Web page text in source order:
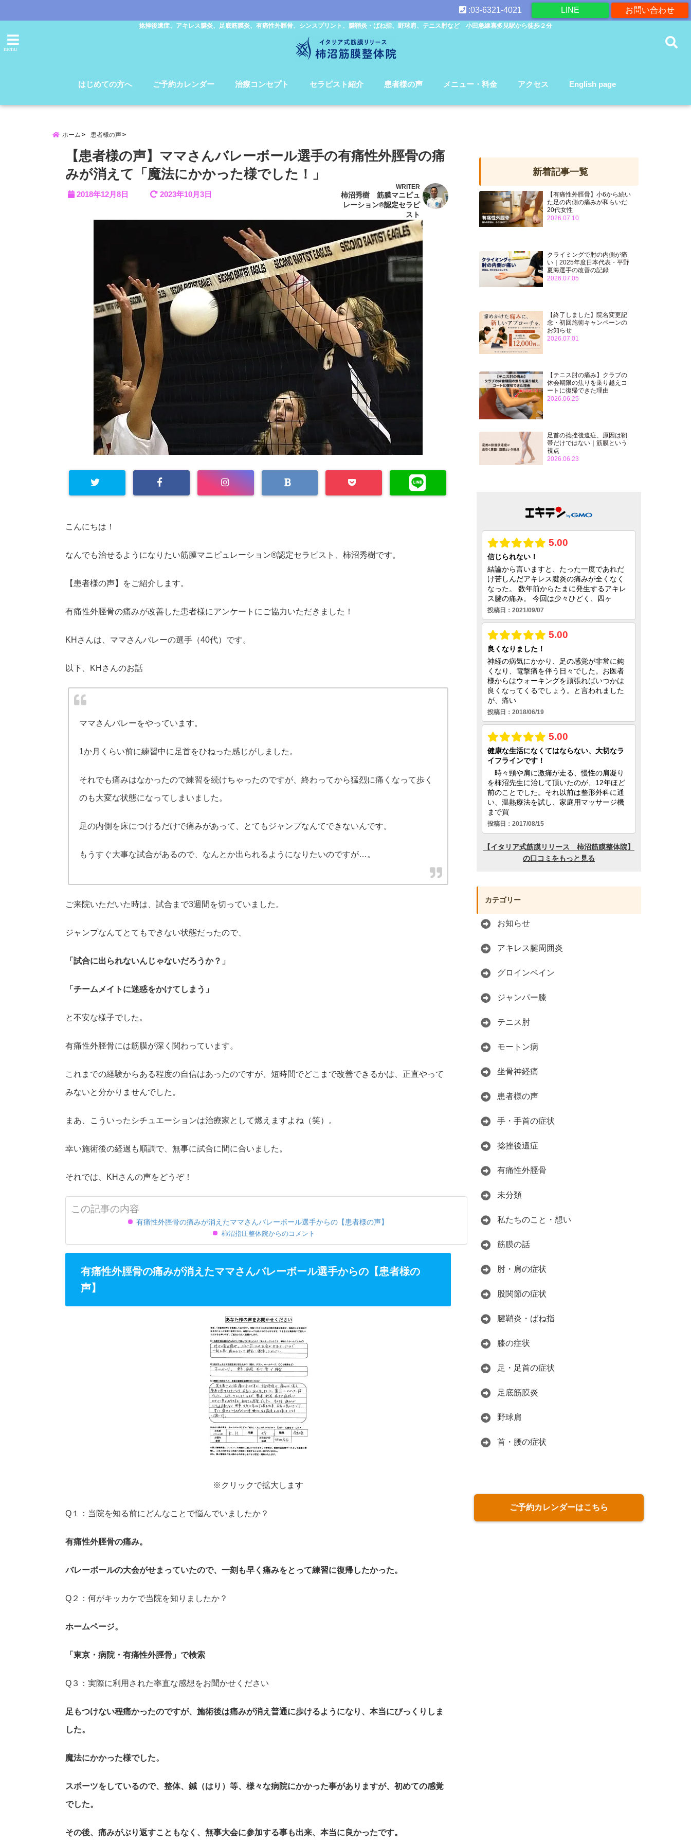
お問い合わせ
LINE
:03-6321-4021
捻挫後遺症、アキレス腱炎、足底筋膜炎、有痛性外脛骨、シンスプリント、腱鞘炎・ばね指、野球肩、テニス肘など 小田急線喜多見駅から徒歩２分
menu
はじめての方へ ご予約カレンダー 治療コンセプト セラピスト紹介 患者様の声 メニュー・料金 アクセス English page
ホーム 患者様の声
【患者様の声】ママさんバレーボール選手の有痛性外脛骨の痛
みが消えて「魔法にかかった様でした！」
2018年12月8日 2023年10月3日
WRITER
柿沼秀樹 筋膜マニピュ
レーション®認定セラピ
スト
こんにちは！
なんでも治せるようになりたい筋膜マニピュレーション®認定セラピスト、柿沼秀樹です。
【患者様の声】をご紹介します。
有痛性外脛骨の痛みが改善した患者様にアンケートにご協力いただきました！
KHさんは、ママさんバレーの選手（40代）です。
以下、KHさんのお話
ママさんバレーをやっています。
1か月くらい前に練習中に足首をひねった感じがしました。
それでも痛みはなかったので練習を続けちゃったのですが、終わってから猛烈に痛くなって歩く
のも大変な状態になってしまいました。
足の内側を床につけるだけで痛みがあって、とてもジャンプなんてできないんです。
もうすぐ大事な試合があるので、なんとか出られるようになりたいのですが…。
ご来院いただいた時は、試合まで3週間を切っていました。
ジャンプなんてとてもできない状態だったので、
「試合に出られないんじゃないだろうか？」
「チームメイトに迷惑をかけてしまう」
と不安な様子でした。
有痛性外脛骨には筋膜が深く関わっています。
これまでの経験からある程度の自信はあったのですが、短時間でどこまで改善できるかは、正直やって
みないと分かりませんでした。
まあ、こういったシチュエーションは治療家として燃えますよね（笑）。
幸い施術後の経過も順調で、無事に試合に間に合いました。
それでは、KHさんの声をどうぞ！
この記事の内容
有痛性外脛骨の痛みが消えたママさんバレーボール選手からの【患者様の声】
柿沼指圧整体院からのコメント
有痛性外脛骨の痛みが消えたママさんバレーボール選手からの【患者様の
声】
※クリックで拡大します
Q１：当院を知る前にどんなことで悩んでいましたか？
有痛性外脛骨の痛み。
バレーボールの大会がせまっていたので、一刻も早く痛みをとって練習に復帰したかった。
Q２：何がキッカケで当院を知りましたか？
ホームページ。
「東京・病院・有痛性外脛骨」で検索
Q３：実際に利用された率直な感想をお聞かせください
足もつけない程痛かったのですが、施術後は痛みが消え普通に歩けるようになり、本当にびっくりしま
した。
魔法にかかった様でした。
スポーツをしているので、整体、鍼（はり）等、様々な病院にかかった事がありますが、初めての感覚
でした。
その後、痛みがぶり返すこともなく、無事大会に参加する事も出来、本当に良かったです。
新着記事一覧
【有痛性外脛骨】小6から続い
た足の内側の痛みが和らいだ
20代女性
2026.07.10
クライミングで肘の内側が痛
い｜2025年度日本代表・平野
夏海選手の改善の記録
2026.07.05
【終了しました】院名変更記
念・初回施術キャンペーンの
お知らせ
2026.07.01
【テニス肘の痛み】クラブの
休会期限の焦りを乗り越えコ
ートに復帰できた理由
2026.06.25
足首の捻挫後遺症、原因は靭
帯だけではない｜筋膜という
視点
2026.06.23
カテゴリー
お知らせ
アキレス腱周囲炎
グロインペイン
ジャンパー膝
テニス肘
モートン病
坐骨神経痛
患者様の声
手・手首の症状
捻挫後遺症
有痛性外脛骨
未分類
私たちのこと・想い
筋膜の話
肘・肩の症状
股関節の症状
腱鞘炎・ばね指
膝の症状
足・足首の症状
足底筋膜炎
野球肩
首・腰の症状
ご予約カレンダーはこちら